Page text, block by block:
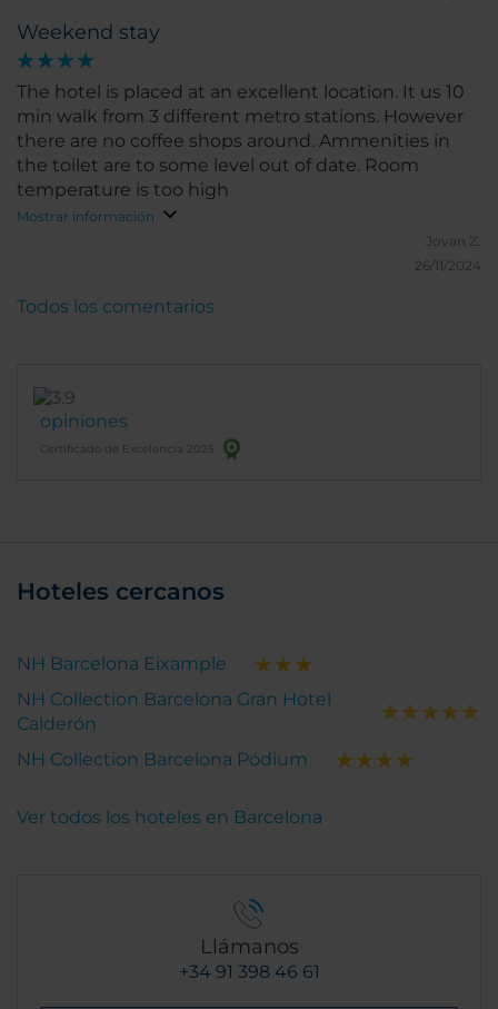
Weekend stay
The hotel is placed at an excellent location. It us 10
min walk from 3 different metro stations. However
there are no coffee shops around. Ammenities in
the toilet are to some level out of date. Room
temperature is too high
Mostrar información
Jovan Z.
26/11/2024
opiniones
Certificado de Excelencia 2025
Todos los comentarios
Hoteles cercanos
NH Barcelona Eixample
NH Collection Barcelona Gran Hotel
Calderón
NH Collection Barcelona Pódium
Ver todos los hoteles en Barcelona
Llámanos
+34 91 398 46 61